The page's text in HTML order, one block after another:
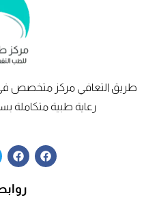
طريقالتعافي
مركز متخصص في
رعاية طبية متكاملة
F
a
F
a
e
b